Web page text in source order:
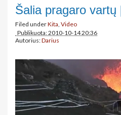
Šalia pragaro vartų
Filed underKita, Video
Publikuota: 2010-10-14 20:36
Autorius:Darius